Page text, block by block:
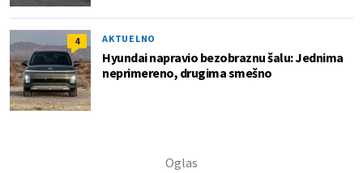
4 AKTUELNO
Hyundai napravio bezobraznu šalu: Jednima
neprimereno, drugima smešno